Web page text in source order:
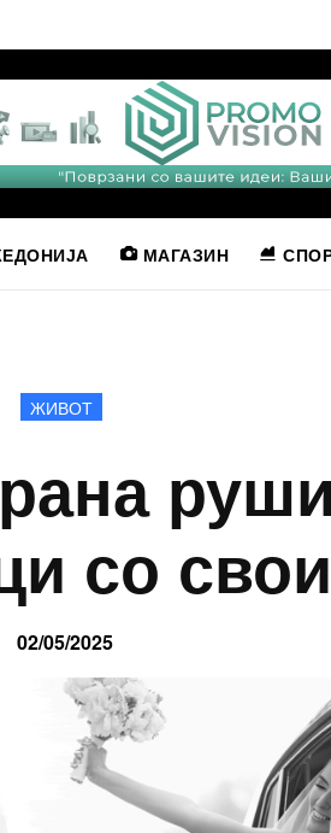
МАГАЗИН
ЖИВОТ
со
02/05/2025